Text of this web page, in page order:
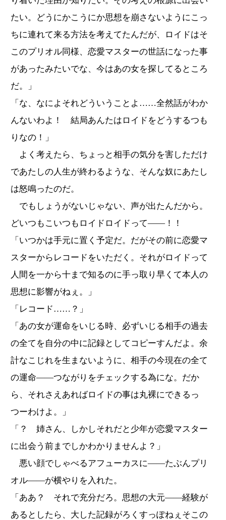
たい。どうにかこうにか思想を崩さないようにこっ
ちに連れて来る方法を考えてたんだが、ロイドはそ
このプリオル同様、恋愛マスターの世話になった事
があったみたいでな、今はあの女を探してるところ
だ。」
「な、なによそれどういうことよ……全然話がわか
んないわよ！ 結局あんたはロイドをどうするつも
りなの！」
よく考えたら、ちょっと相手の気分を害しただけ
であたしの人生が終わるような、そんな奴にあたし
は怒鳴ったのだ。
でもしょうがないじゃない、声が出たんだから。
どいつもこいつもロイドロイドって――！！
「いつかは手元に置く予定だ。だがその前に恋愛マ
スターからレコードをいただく。それがロイドって
人間を一から十まで知るのに手っ取り早くて本人の
思想に影響がねぇ。」
「レコード……？」
「あの女が運命をいじる時、必ずいじる相手の過去
の全てを自分の中に記録としてコピーすんだよ。余
計なこじれを生まないように、相手の今現在の全て
の運命――つながりをチェックする為にな。だか
ら、それさえあればロイドの事は丸裸にできるっ
つーわけよ。」
「？ 姉さん、しかしそれだと少年が恋愛マスター
に出会う前までしかわかりませんよ？」
悪い顔でしゃべるアフューカスに――たぶんプリ
オル――が横やりを入れた。
「ああ？ それで充分だろ。思想の大元――経験が
あるとしたら、大した記録がろくすっぽねぇそこの